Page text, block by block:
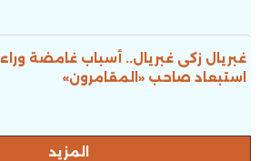
غبريال زكى غبريال.. أسباب غامضة وراء
استبعاد صاحب «المقامرون»
المزيد